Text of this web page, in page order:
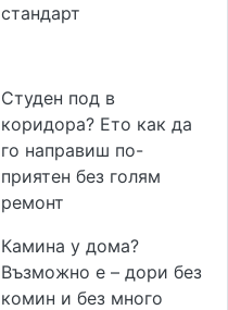
стандарт
Студен под в
коридора? Ето как да
го направиш по-
приятен без голям
ремонт
Камина у дома?
Възможно е – дори без
комин и без много